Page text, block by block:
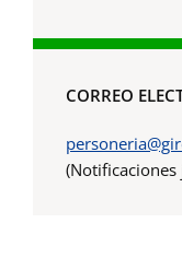
CORREO
(Notificaciones